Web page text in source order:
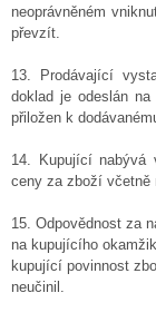
neoprávněném
převzít.
13. Prodávající
doklad je odeslán
přiložen k
14. Kupující nabývá
ceny za zboží včetně
15. Odpovědnost za
na kupujícího
kupující povinnost
neučinil.